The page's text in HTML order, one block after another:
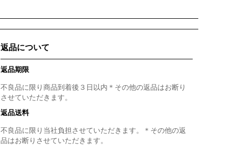
返品について
返品期限
不良品に限り商品到着後３日以内＊その他の返品はお断り
させていただきます。
返品送料
不良品に限り当社負担させていただきます。＊その他の返
品はお断りさせていただきます。